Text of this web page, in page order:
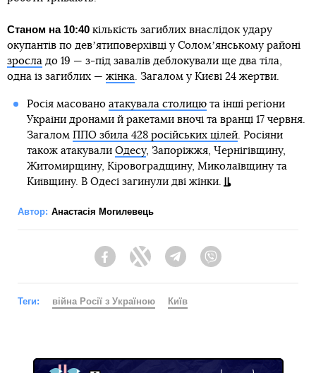
Станом на 10:40 кількість загиблих внаслідок удару
окупантів по девʼятиповерхівці у Соломʼянському районі
зросла до 19 — з-під завалів деблокували ще два тіла,
одна із загиблих — жінка. Загалом у Києві 24 жертви.
Росія масовано атакувала столицюта інші регіони
України дронами й ракетами вночі та вранці 17 червня.
Загалом ППО збила 428 російських цілей. Росіяни
також атакували Одесу, Запоріжжя, Чернігівщину,
Житомирщину, Кіровоградщину, Миколаївщину та
Київщину. В Одесі загинули дві жінки.
Автор: Анастасія Могилевець
FacebookTwitter Telegram
Теги: війна Росії з Україною Київ